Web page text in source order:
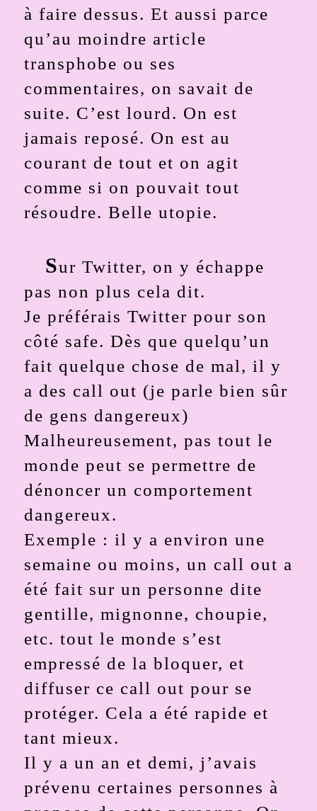
à faire dessus. Et aussi parce
qu’au moindre article
transphobe ou ses
commentaires, on savait de
suite. C’est lourd. On est
jamais reposé. On est au
courant de tout et on agit
comme si on pouvait tout
résoudre. Belle utopie.
Sur Twitter, on y échappe
pas non plus cela dit.
Je préférais Twitter pour son
côté safe. Dès que quelqu’un
fait quelque chose de mal, il y
a des call out (je parle bien sûr
de gens dangereux)
Malheureusement, pas tout le
monde peut se permettre de
dénoncer un comportement
dangereux.
Exemple : il y a environ une
semaine ou moins, un call out a
été fait sur un personne dite
gentille, mignonne, choupie,
etc. tout le monde s’est
empressé de la bloquer, et
diffuser ce call out pour se
protéger. Cela a été rapide et
tant mieux.
Il y a un an et demi, j’avais
prévenu certaines personnes à